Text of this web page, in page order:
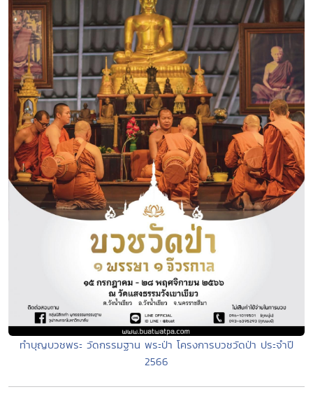
ทำบุญบวชพระ วัดกรรมฐาน พระป่า โครงการบวชวัดป่า ประจำปี
2566